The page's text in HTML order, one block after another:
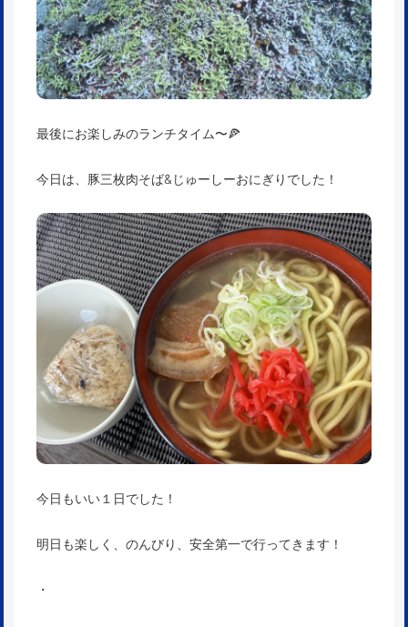
最後にお楽しみのランチタイム〜🍕
今日は、豚三枚肉そば&じゅーしーおにぎりでした！
今日もいい１日でした！
明日も楽しく、のんびり、安全第一で行ってきます！
・